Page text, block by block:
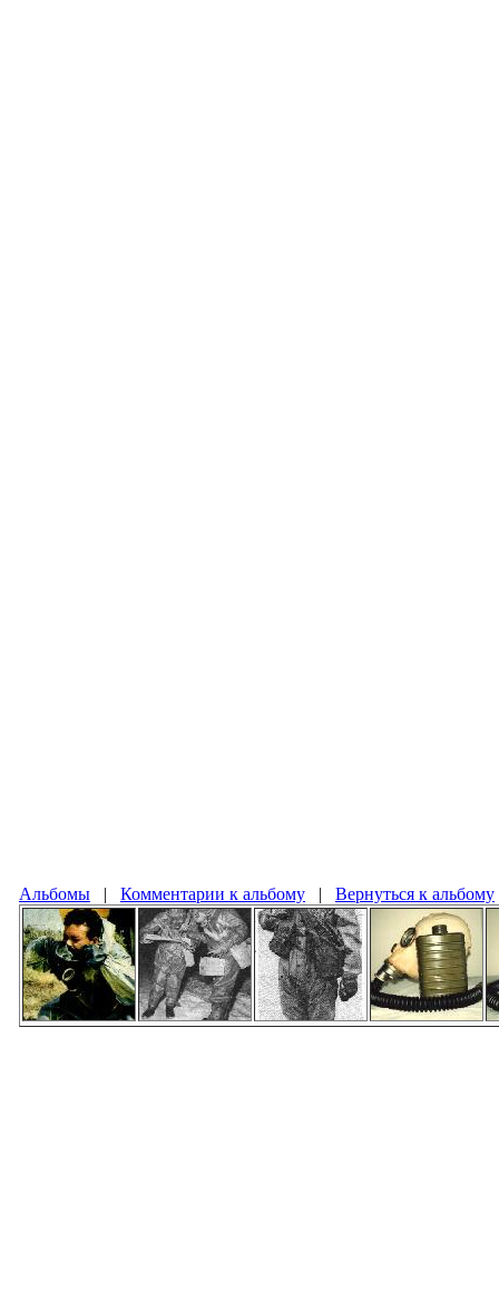
Альбомы | Комментарии к альбому | Вернуться к альбому